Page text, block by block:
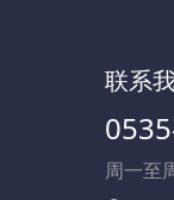
联系
周一至